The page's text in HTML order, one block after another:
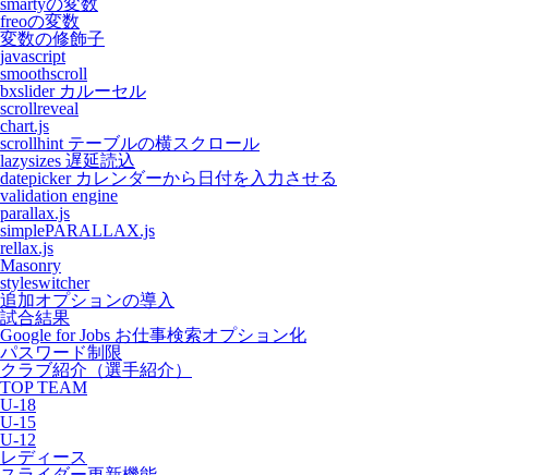
smartyの変数
freoの変数
変数の修飾子
javascript
smoothscroll
bxslider カルーセル
scrollreveal
chart.js
scrollhint テーブルの横スクロール
lazysizes 遅延読込
datepicker カレンダーから日付を入力させる
validation engine
parallax.js
simplePARALLAX.js
rellax.js
Masonry
styleswitcher
追加オプションの導入
試合結果
Google for Jobs お仕事検索オプション化
パスワード制限
クラブ紹介（選手紹介）
TOP TEAM
U-18
U-15
U-12
レディース